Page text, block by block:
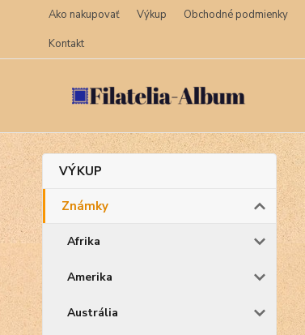
Ako nakupovať Výkup Obchodné podmienky
Kontakt
VÝKUP
Známky
Afrika
Amerika
Austrália